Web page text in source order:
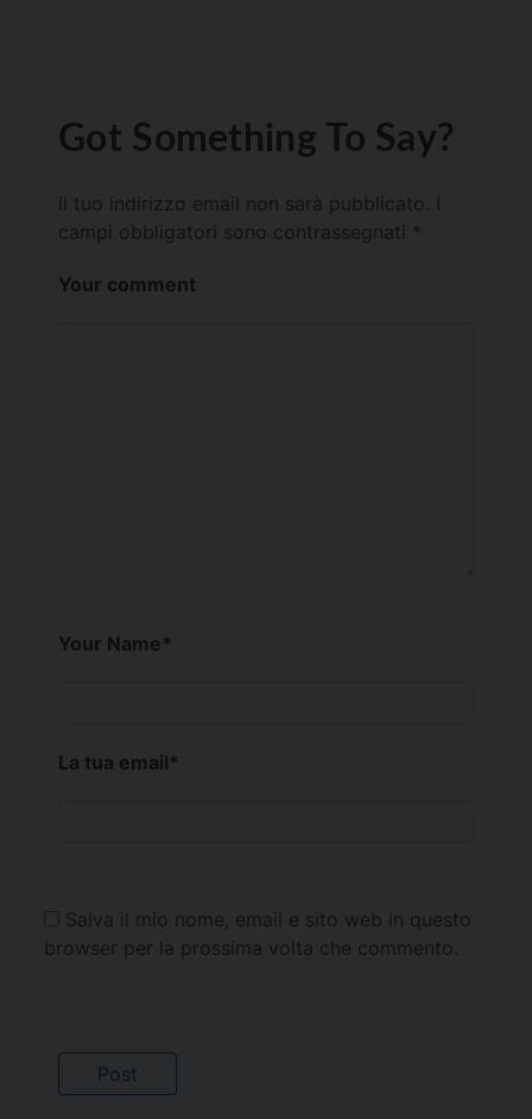
Got Something To Say?
Il tuo indirizzo email non sarà pubblicato.
campi obbligatori sono contrassegnati *
Your comment
Your Name*
La tua email*
Salva il mio nome, email e sito web in questo
browser per la prossima volta che commento.